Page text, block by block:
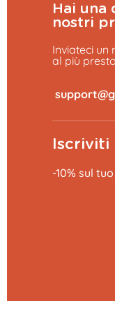
Hai una
nostri
Inviateci un
al più
Iscriviti
-10% sul